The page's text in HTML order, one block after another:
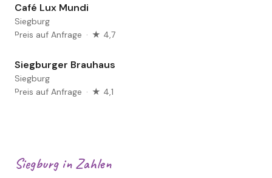
Café Lux Mundi
Siegburg
Preis auf Anfrage · ★ 4,7
Siegburger Brauhaus
Siegburg
Preis auf Anfrage · ★ 4,1
Siegburg in Zahlen